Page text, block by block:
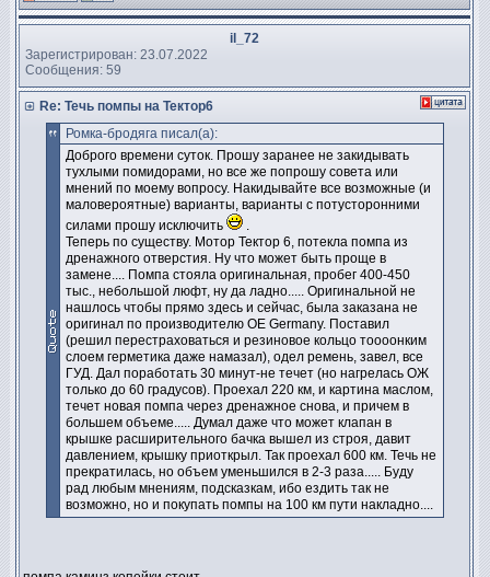
il_72
Зарегистрирован: 23.07.2022
Сообщения: 59
Re: Течь помпы на Тектор6
Ромка-бродяга писал(а):
Доброго времени суток. Прошу заранее не закидывать
тухлыми помидорами, но все же попрошу совета или
мнений по моему вопросу. Накидывайте все возможные (и
маловероятные) варианты, варианты с потусторонними
силами прошу исключить
.
Теперь по существу. Мотор Тектор 6, потекла помпа из
дренажного отверстия. Ну что может быть проще в
замене.... Помпа стояла оригинальная, пробег 400-450
тыс., небольшой люфт, ну да ладно..... Оригинальной не
нашлось чтобы прямо здесь и сейчас, была заказана не
оригинал по производителю ОЕ Germany. Поставил
(решил перестраховаться и резиновое кольцо тоооонким
слоем герметика даже намазал), одел ремень, завел, все
ГУД. Дал поработать 30 минут-не течет (но нагрелась ОЖ
только до 60 градусов). Проехал 220 км, и картина маслом,
течет новая помпа через дренажное снова, и причем в
большем объеме..... Думал даже что может клапан в
крышке расширительного бачка вышел из строя, давит
давлением, крышку приоткрыл. Так проехал 600 км. Течь не
прекратилась, но объем уменьшился в 2-3 раза..... Буду
рад любым мнениям, подсказкам, ибо ездить так не
возможно, но и покупать помпы на 100 км пути накладно....